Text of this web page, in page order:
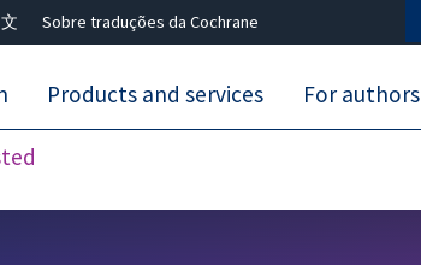
Sobre traduções da Cochrane
Products and services For authors